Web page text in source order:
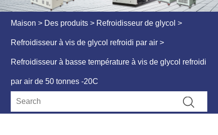
Maison > Des produits > Refroidisseur de glycol >
Refroidisseur à vis de glycol refroidi par air >
Refroidisseur à basse température à vis de glycol refroidi
par air de 50 tonnes -20C